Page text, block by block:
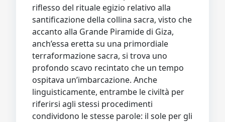
riflesso del rituale egizio relativo alla
santificazione della collina sacra, visto che
accanto alla Grande Piramide di Giza,
anch’essa eretta su una primordiale
terraformazione sacra, si trova uno
profondo scavo recintato che un tempo
ospitava un’imbarcazione. Anche
linguisticamente, entrambe le civiltà per
riferirsi agli stessi procedimenti
condividono le stesse parole: il sole per gli